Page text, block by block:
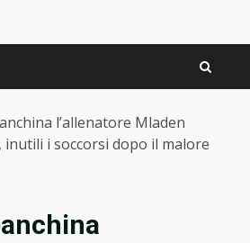
l’allenatore Mladen
inutili i soccorsi dopo il malore